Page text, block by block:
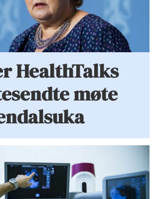
HealthTalks
møte